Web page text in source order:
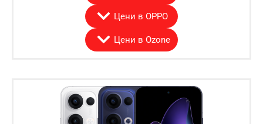
Цени в OPPO
Цени в Ozone